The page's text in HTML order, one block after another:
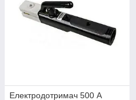
Електродотримач 500 А